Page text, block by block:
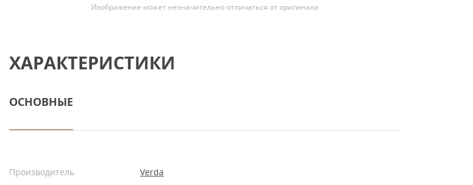
Изображение может незначительно отличаться от оригинала
ХАРАКТЕРИСТИКИ
ОСНОВНЫЕ
Производитель Verda